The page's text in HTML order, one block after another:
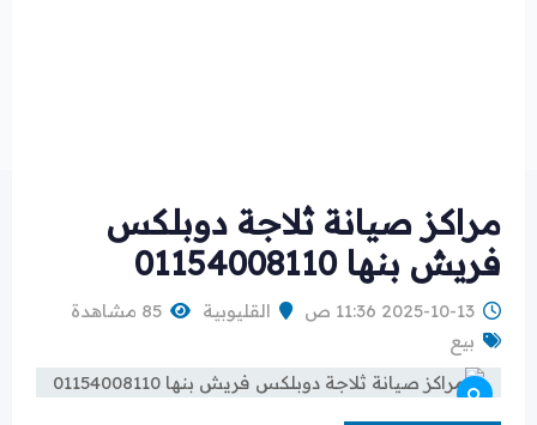
مراكز صيانة ثلاجة دوبلكس
فريش بنها 01154008110
2025-10-13 11:36 ص القليوبية
85 مشاهدة
بيع